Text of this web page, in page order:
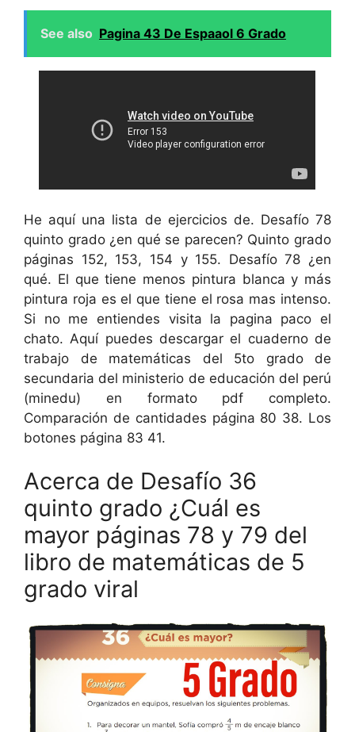
See also Pagina 43 De Espaaol 6 Grado
He aquí una lista de ejercicios de. Desafío 78
quinto grado ¿en qué se parecen? Quinto grado
páginas 152, 153, 154 y 155. Desafío 78 ¿en
qué. El que tiene menos pintura blanca y más
pintura roja es el que tiene el rosa mas intenso.
Si no me entiendes visita la pagina paco el
chato. Aquí puedes descargar el cuaderno de
trabajo de matemáticas del 5to grado de
secundaria del ministerio de educación del perú
(minedu) en formato pdf completo.
Comparación de cantidades página 80 38. Los
botones página 83 41.
Acerca de Desafío 36
quinto grado ¿Cuál es
mayor páginas 78 y 79 del
libro de matemáticas de 5
grado viral